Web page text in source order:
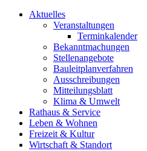
Aktuelles
Veranstaltungen
Terminkalender
Bekanntmachungen
Stellenangebote
Bauleitplanverfahren
Ausschreibungen
Mitteilungsblatt
Klima & Umwelt
Rathaus & Service
Leben & Wohnen
Freizeit & Kultur
Wirtschaft & Standort